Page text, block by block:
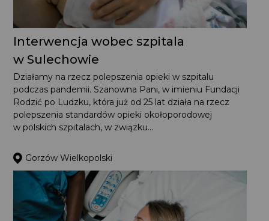
Interwencja wobec szpitala
w Sulechowie
Działamy na rzecz polepszenia opieki w szpitalu
podczas pandemii. Szanowna Pani, w imieniu Fundacji
Rodzić po Ludzku, która już od 25 lat działa na rzecz
polepszenia standardów opieki okołoporodowej
w polskich szpitalach, w związku...
Gorzów Wielkopolski